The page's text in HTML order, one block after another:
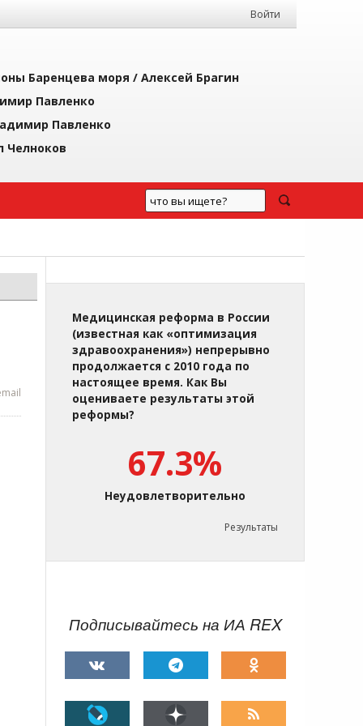
Войти
Баренцева моря / Алексей Брагин
Павленко
Павленко
Челноков
Медицинская реформа в России
(известная как «оптимизация
здравоохранения») непрерывно
продолжается с 2010 года по
настоящее время. Как Вы
оцениваете результаты этой
реформы?
67.3%
Неудовлетворительно
Результаты
Подписывайтесь на ИА REX